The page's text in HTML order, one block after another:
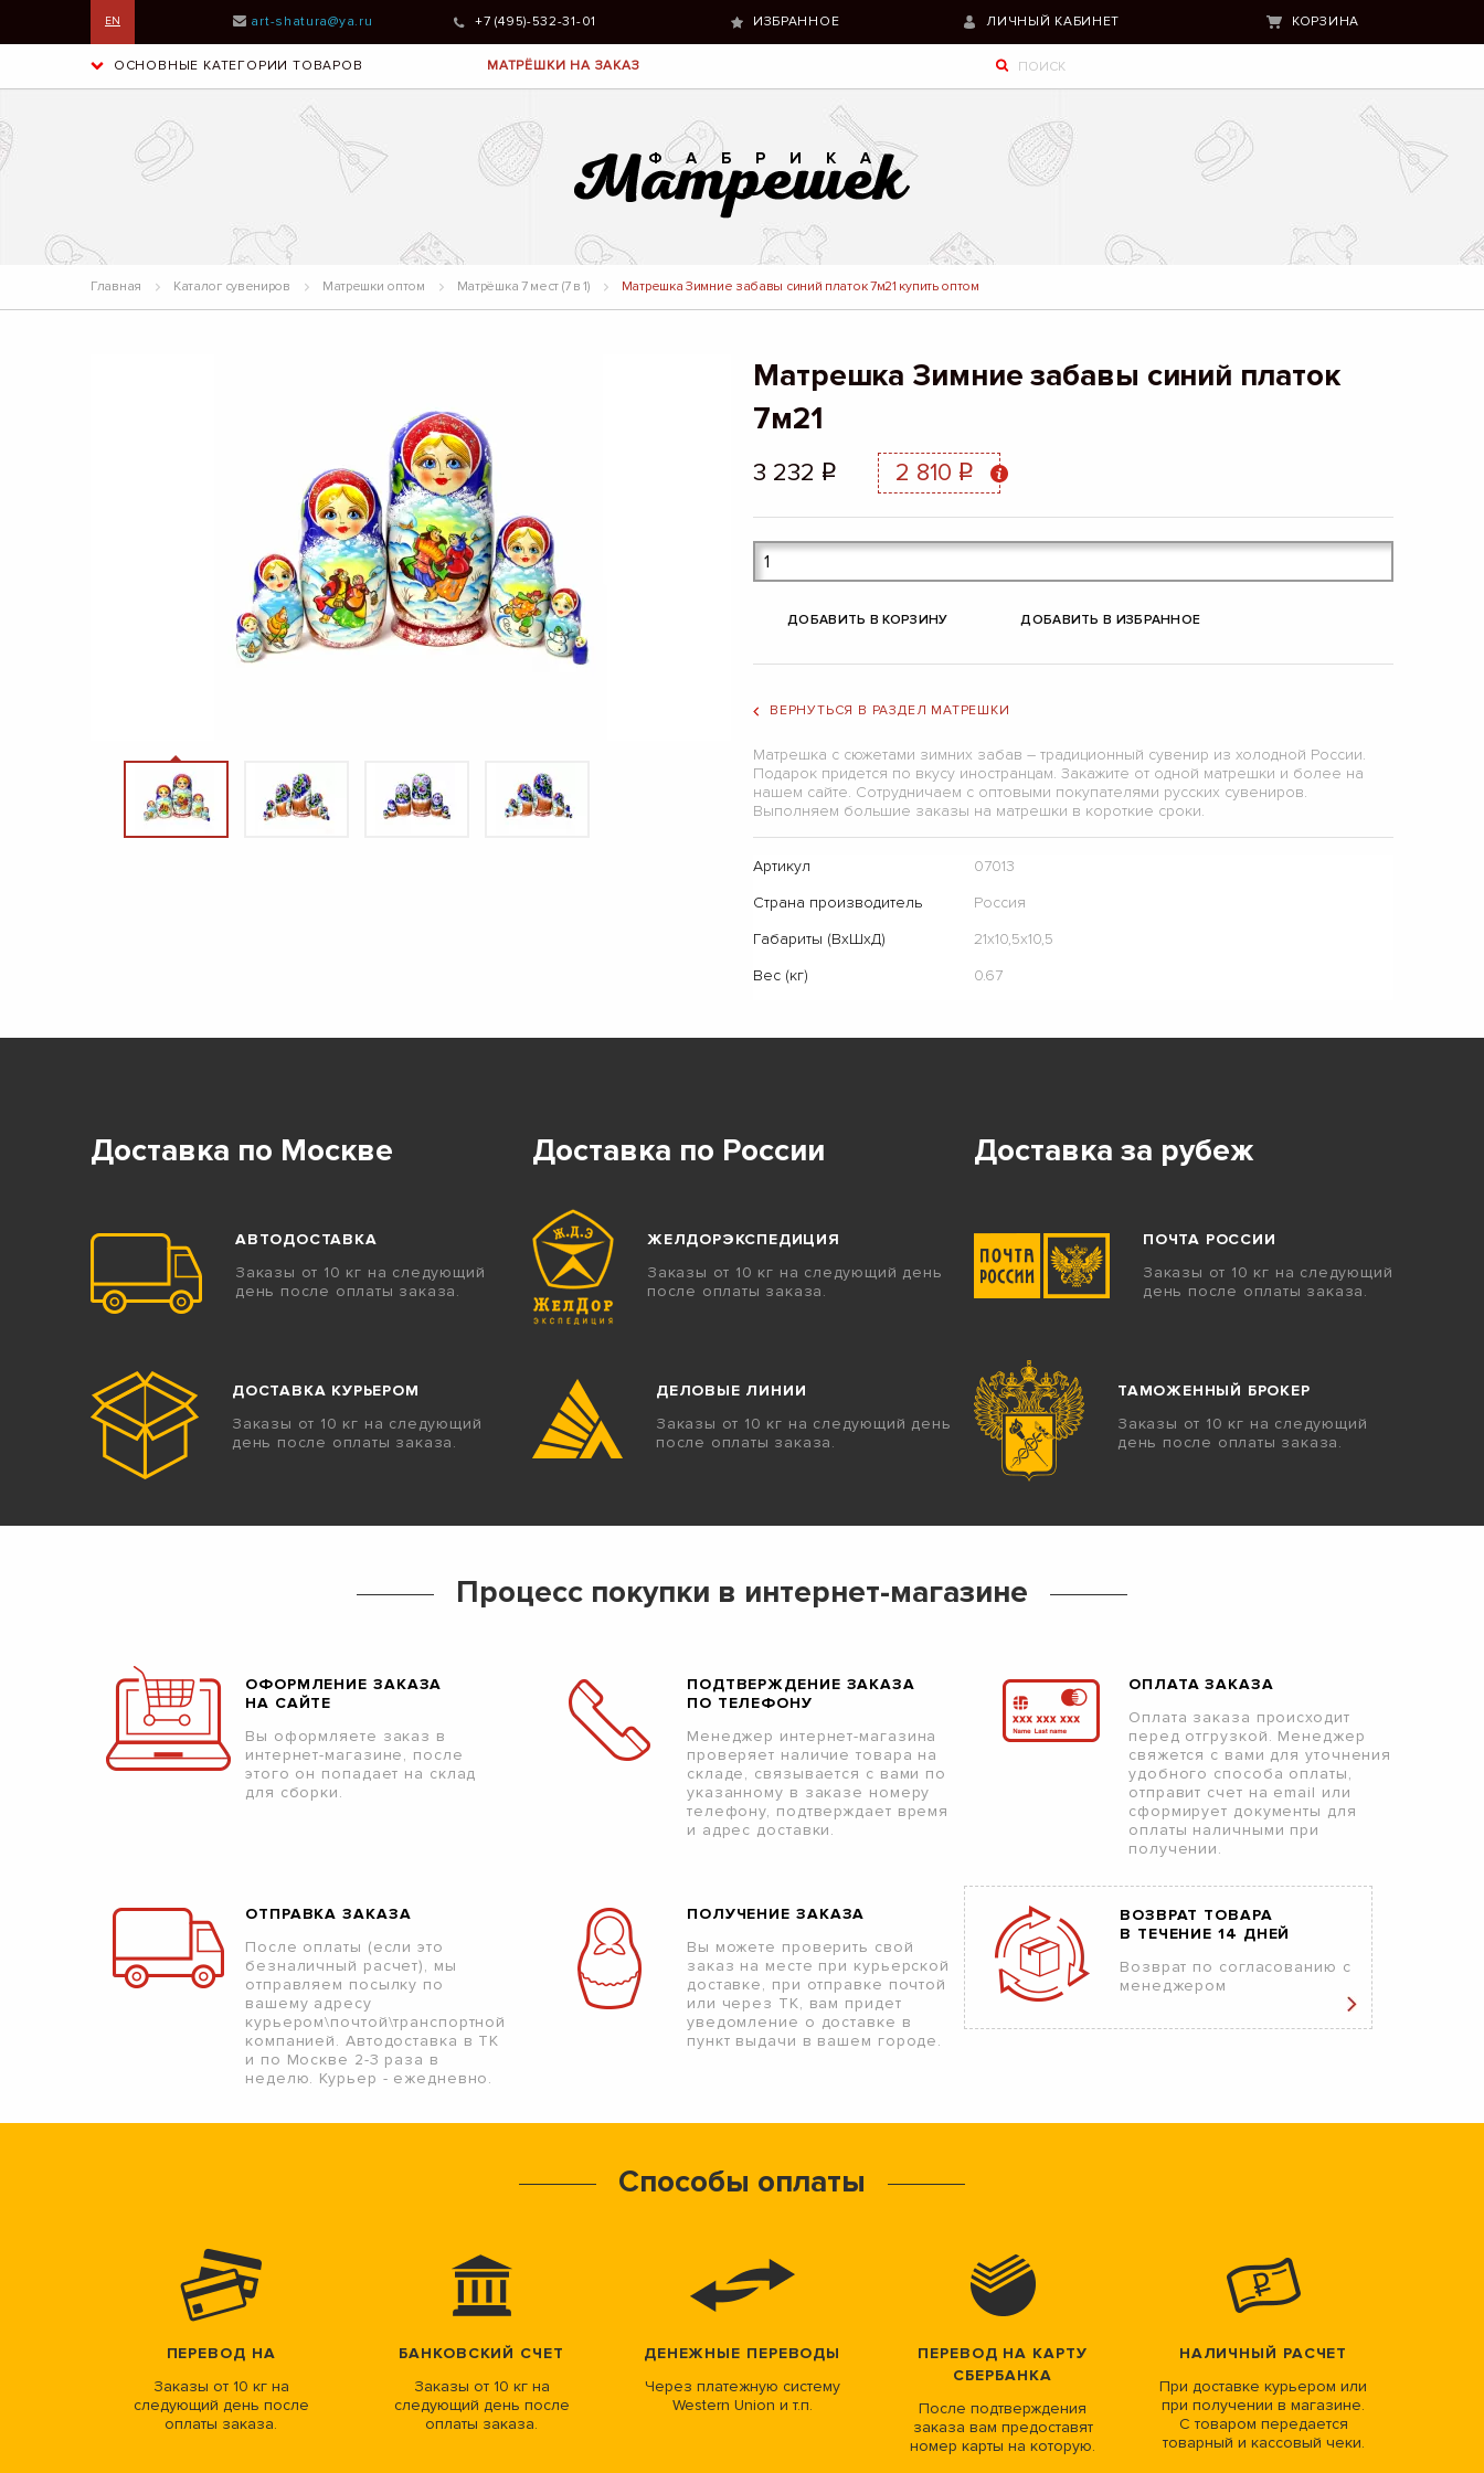
EN art-shatura@ya.ru +7 (495)-532-31-01 ИЗБРАННОЕ ЛИЧНЫЙ КАБИНЕТ КОРЗИНА
ОСНОВНЫЕ КАТЕГОРИИ ТОВАРОВ МАТРЁШКИ НА ЗАКАЗ
Главная Каталог сувениров Матрешки оптом Матрёшка 7 мест (7 в 1) Матрешка Зимние забавы синий платок 7м21 купить оптом
Матрешка Зимние забавы синий платок
7м21
3 232 q 2 810 q
ДОБАВИТЬ В КОРЗИНУ ДОБАВИТЬ В ИЗБРАННОЕ
ВЕРНУТЬСЯ В РАЗДЕЛ МАТРЕШКИ
Матрешка с сюжетами зимних забав – традиционный сувенир из холодной России.
Подарок придется по вкусу иностранцам. Закажите от одной матрешки и более на
нашем сайте. Сотрудничаем с оптовыми покупателями русских сувениров.
Выполняем большие заказы на матрешки в короткие сроки.
Артикул
07013
Страна производитель
Россия
Габариты (ВхШхД)
21х10,5х10,5
Вес (кг)
0.67
Доставка по Москве
АВТОДОСТАВКА
Заказы от 10 кг на следующий
день после оплаты заказа.
Доставка по России
ЖЕЛДОРЭКСПЕДИЦИЯ
Заказы от 10 кг на следующий день
после оплаты заказа.
Доставка за рубеж
ПОЧТА РОССИИ
Заказы от 10 кг на следующий
день после оплаты заказа.
ДОСТАВКА КУРЬЕРОМ
Заказы от 10 кг на следующий
день после оплаты заказа.
ДЕЛОВЫЕ ЛИНИИ
Заказы от 10 кг на следующий день
после оплаты заказа.
ТАМОЖЕННЫЙ БРОКЕР
Заказы от 10 кг на следующий
день после оплаты заказа.
Процесс покупки в интернет-магазине
ОФОРМЛЕНИЕ ЗАКАЗА
НА САЙТЕ
Вы оформляете заказ в
интернет-магазине, после
этого он попадает на склад
для сборки.
ПОДТВЕРЖДЕНИЕ ЗАКАЗА
ПО ТЕЛЕФОНУ
Менеджер интернет-магазина
проверяет наличие товара на
складе, связывается с вами по
указанному в заказе номеру
телефону, подтверждает время
и адрес доставки.
ОПЛАТА ЗАКАЗА
Оплата заказа происходит
перед отгрузкой. Менеджер
свяжется с вами для уточнения
удобного способа оплаты,
отправит счет на email или
сформирует документы для
оплаты наличными при
получении.
ОТПРАВКА ЗАКАЗА
После оплаты (если это
безналичный расчет), мы
отправляем посылку по
вашему адресу
курьером\почтой\транспортной
компанией. Автодоставка в ТК
и по Москве 2-3 раза в
неделю. Курьер - ежедневно.
ПОЛУЧЕНИЕ ЗАКАЗА
Вы можете проверить свой
заказ на месте при курьерской
доставке, при отправке почтой
или через ТК, вам придет
уведомление о доставке в
пункт выдачи в вашем городе.
ВОЗВРАТ ТОВАРА
В ТЕЧЕНИЕ 14 ДНЕЙ
Возврат по согласованию с
менеджером
Способы оплаты
ПЕРЕВОД НА
Заказы от 10 кг на
следующий день после
оплаты заказа.
БАНКОВСКИЙ СЧЕТ
Заказы от 10 кг на
следующий день после
оплаты заказа.
ДЕНЕЖНЫЕ ПЕРЕВОДЫ
Через платежную систему
Western Union и т.п.
ПЕРЕВОД НА КАРТУ
СБЕРБАНКА
После подтверждения
заказа вам предоставят
номер карты на которую.
НАЛИЧНЫЙ РАСЧЕТ
При доставке курьером или
при получении в магазине.
С товаром передается
товарный и кассовый чеки.